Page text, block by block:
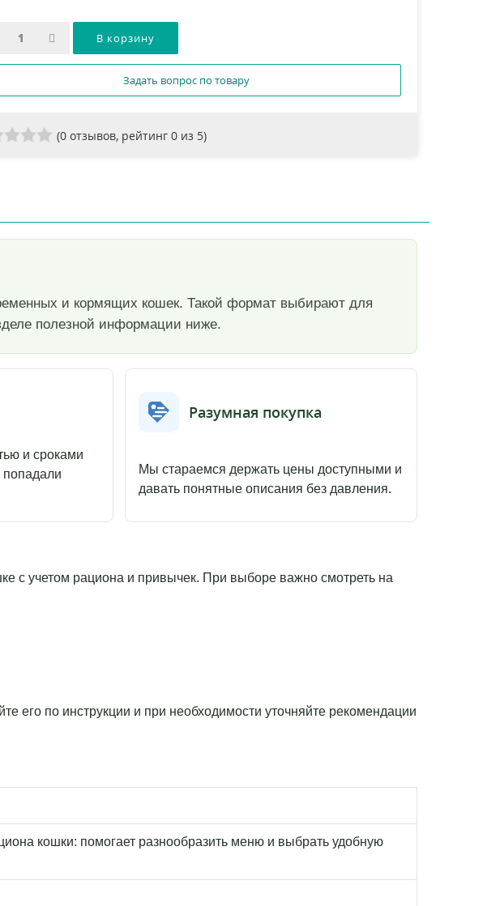
Задать вопрос по товару
(0 отзывов, рейтинг 0 из 5)
и кормящих кошек. Такой формат выбирают для
полезной информации ниже.
и сроками
попадали
Разумная покупка
Мы стараемся держать цены доступными и
давать понятные описания без давления.
с учетом рациона и привычек. При выборе важно смотреть на
его по инструкции и при необходимости уточняйте рекомендации
кошки: помогает разнообразить меню и выбрать удобную